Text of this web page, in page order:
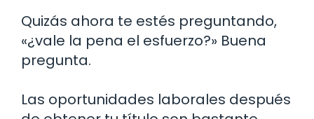
Quizás ahora te estés preguntando,
«¿vale la pena el esfuerzo?» Buena
pregunta.
Las oportunidades laborales después